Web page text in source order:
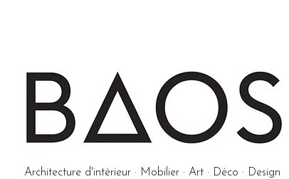
Architecture d'intérieur · Mobilier · Art · Déco · Design